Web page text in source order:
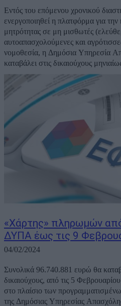
Εντός του επόμενου χρονικού
ενεργοποιηθεί η πλατφόρμα για
μητρότητας σε μη μισθωτές
αυτοαπασχολούμενες και
νομοθεσία, η Δημόσια Υπηρεσία
καταβάλει στις δικαιούχους
«Χάρτης» πληρωμών
ΔΥΠΑ έως τις 9
04/02/2024
Συνολικά 96.740.881 ευρώ θα
δικαιούχους, από τις 5
στο πλαίσιο των
της Δημόσιας Υπηρεσίας